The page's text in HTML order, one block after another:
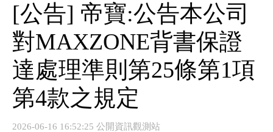
[公告] 帝寶:公告本公司
對MAXZONE背書保證
達處理準則第25條第1項
第4款之規定
2026-06-16 16:52:25 公開資訊觀測站